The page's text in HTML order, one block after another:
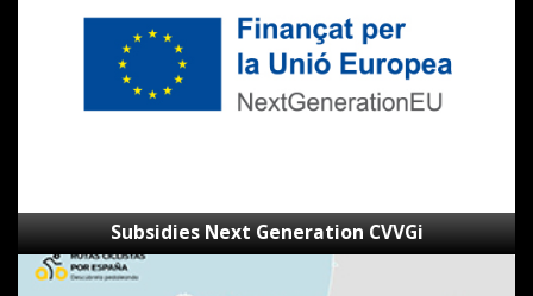
Subsidies Next Generation CVVGi
SpainByBike
route